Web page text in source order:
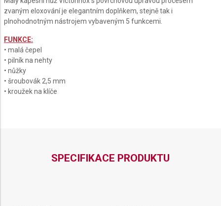
GLACIAL
BLUE
zvaným eloxování je elegantním doplňkem, stejně tak i
plnohodnotným nástrojem vybaveným 5 funkcemi.
FUNKCE:
• malá čepel
• pilník na nehty
• nůžky
• šroubovák 2,5 mm
• kroužek na klíče
SPECIFIKACE PRODUKTU